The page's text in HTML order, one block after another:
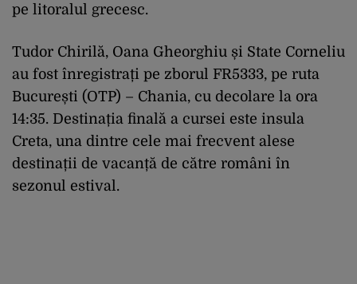
pe litoralul grecesc.
Tudor Chirilă, Oana Gheorghiu și State Corneliu
au fost înregistrați pe zborul FR5333, pe ruta
București (OTP) – Chania, cu decolare la ora
14:35. Destinația finală a cursei este insula
Creta, una dintre cele mai frecvent alese
destinații de vacanță de către români în
sezonul estival.